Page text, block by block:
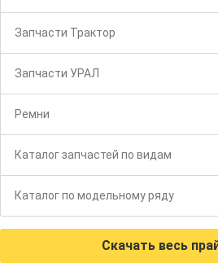
Запчасти Трактор
Запчасти УРАЛ
Ремни
Каталог запчастей по видам
Каталог по модельному ряду
Скачать весь